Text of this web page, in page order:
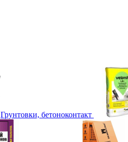
Грунтовки, бетоноконтакт